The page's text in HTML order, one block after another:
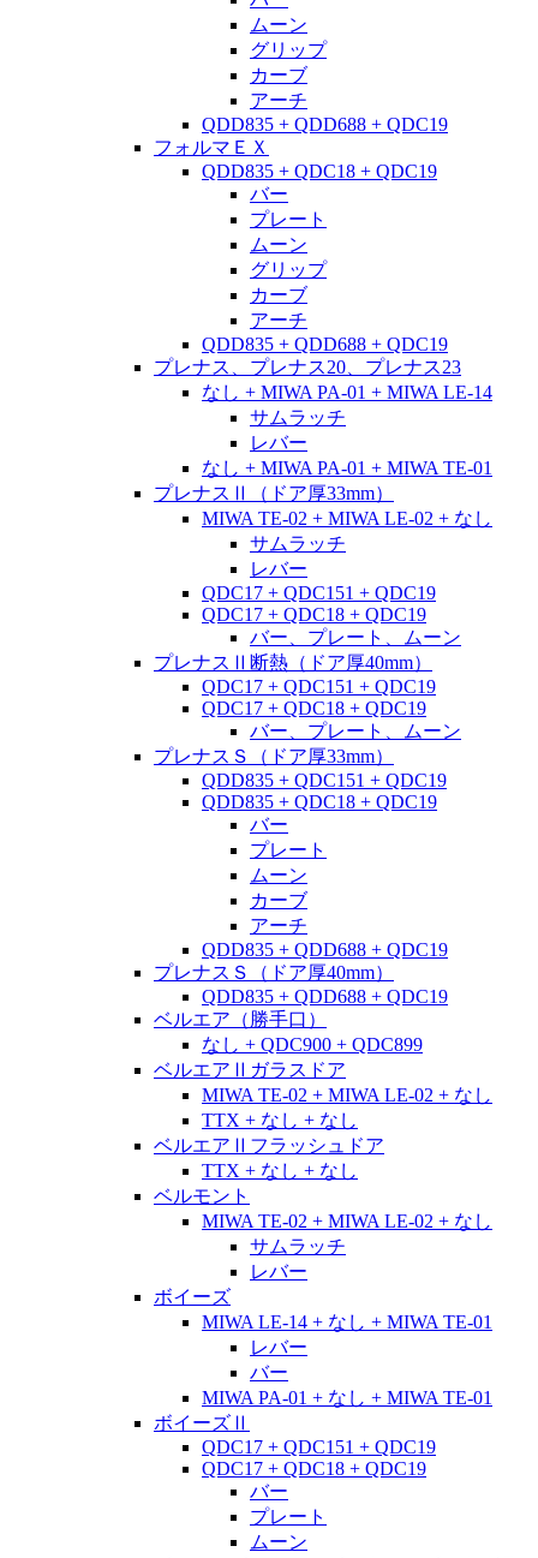
ムーン
グリップ
カーブ
アーチ
QDD835 + QDD688 + QDC19
フォルマＥＸ
QDD835 + QDC18 + QDC19
バー
プレート
ムーン
グリップ
カーブ
アーチ
QDD835 + QDD688 + QDC19
プレナス、プレナス20、プレナス23
なし + MIWA PA-01 + MIWA LE-14
サムラッチ
レバー
なし + MIWA PA-01 + MIWA TE-01
プレナスⅡ（ドア厚33mm）
MIWA TE-02 + MIWA LE-02 + なし
サムラッチ
レバー
QDC17 + QDC151 + QDC19
QDC17 + QDC18 + QDC19
バー、プレート、ムーン
プレナスⅡ断熱（ドア厚40mm）
QDC17 + QDC151 + QDC19
QDC17 + QDC18 + QDC19
バー、プレート、ムーン
プレナスＳ（ドア厚33mm）
QDD835 + QDC151 + QDC19
QDD835 + QDC18 + QDC19
バー
プレート
ムーン
カーブ
アーチ
QDD835 + QDD688 + QDC19
プレナスＳ（ドア厚40mm）
QDD835 + QDD688 + QDC19
ベルエア（勝手口）
なし + QDC900 + QDC899
ベルエアⅡガラスドア
MIWA TE-02 + MIWA LE-02 + なし
TTX + なし + なし
ベルエアⅡフラッシュドア
TTX + なし + なし
ベルモント
MIWA TE-02 + MIWA LE-02 + なし
サムラッチ
レバー
ボイーズ
MIWA LE-14 + なし + MIWA TE-01
レバー
バー
MIWA PA-01 + なし + MIWA TE-01
ボイーズⅡ
QDC17 + QDC151 + QDC19
QDC17 + QDC18 + QDC19
バー
プレート
ムーン